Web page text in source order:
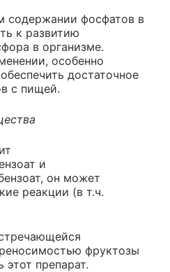
содержании фосфатов в
к развитию
в организме.
особенно
достаточное
с пищей.
и
он может
реакции (в т.ч.
фруктозы
этот препарат.